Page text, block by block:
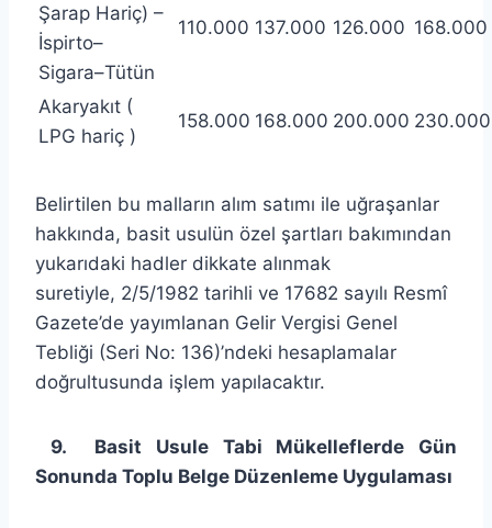
Şarap Hariç) –
İspirto–
Sigara–Tütün
110.000 137.000 126.000 168.000
Akaryakıt (
LPG hariç )
158.000 168.000 200.000 230.000
Belirtilen bu malların alım satımı ile uğraşanlar
hakkında, basit usulün özel şartları bakımından
yukarıdaki hadler dikkate alınmak
suretiyle, 2/5/1982 tarihli ve 17682 sayılı Resmî
Gazete’de yayımlanan Gelir Vergisi Genel
Tebliği (Seri No: 136)’ndeki hesaplamalar
doğrultusunda işlem yapılacaktır.
9. Basit Usule Tabi Mükelleflerde Gün
Sonunda Toplu Belge Düzenleme Uygulaması